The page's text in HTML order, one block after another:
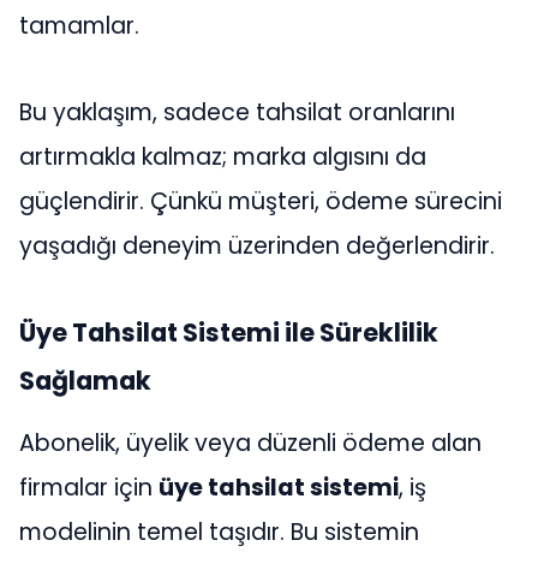
tamamlar.
Bu yaklaşım, sadece tahsilat oranlarını
artırmakla kalmaz; marka algısını da
güçlendirir. Çünkü müşteri, ödeme sürecini
yaşadığı deneyim üzerinden değerlendirir.
Üye Tahsilat Sistemi ile Süreklilik
Sağlamak
Abonelik, üyelik veya düzenli ödeme alan
firmalar için üye tahsilat sistemi, iş
modelinin temel taşıdır. Bu sistemin